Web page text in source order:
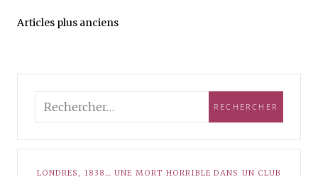
Articles plus anciens
LONDRES, 1838… UNE MORT HORRIBLE DANS UN CLUB